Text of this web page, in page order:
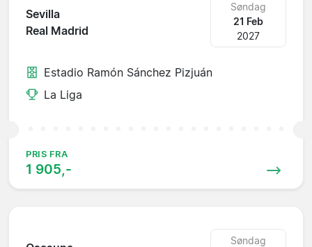
Sevilla
Real Madrid
Søndag
21 Feb
2027
Estadio Ramón Sánchez Pizjuán
La Liga
PRIS FRA
1 905,-
Søndag